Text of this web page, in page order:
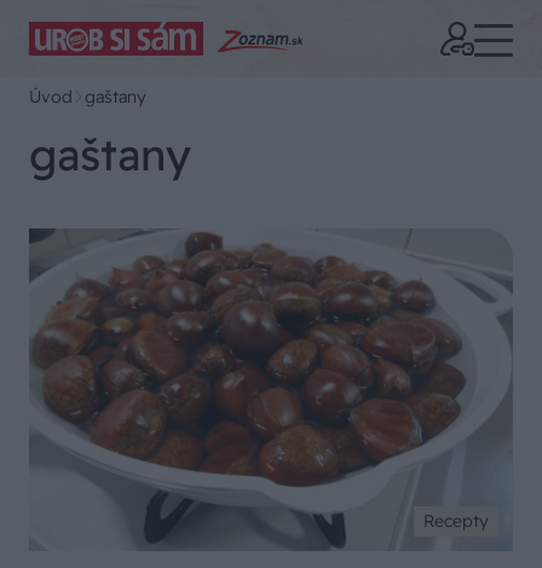
Úvod gaštany
gaštany
Recepty